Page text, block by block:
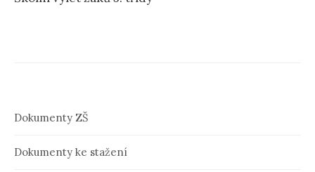
c
p
Dokumenty ZŠ
Dokumenty ke stažení